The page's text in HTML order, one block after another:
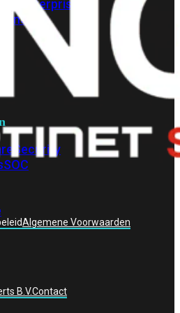
Enterprise
SOC
Security
SOC
Algemene Voorwaarden
B.V.Contact